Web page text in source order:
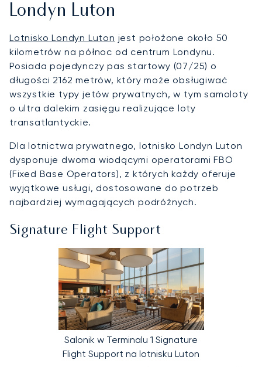
Londyn Luton
Lotnisko Londyn Luton jest położone około 50
kilometrów na północ od centrum Londynu.
Posiada pojedynczy pas startowy (07/25) o
długości 2162 metrów, który może obsługiwać
wszystkie typy jetów prywatnych, w tym samoloty
o ultra dalekim zasięgu realizujące loty
transatlantyckie.
Dla lotnictwa prywatnego, lotnisko Londyn Luton
dysponuje dwoma wiodącymi operatorami FBO
(Fixed Base Operators), z których każdy oferuje
wyjątkowe usługi, dostosowane do potrzeb
najbardziej wymagających podróżnych.
Signature Flight Support
Salonik w Terminalu 1 Signature
Flight Support na lotnisku Luton